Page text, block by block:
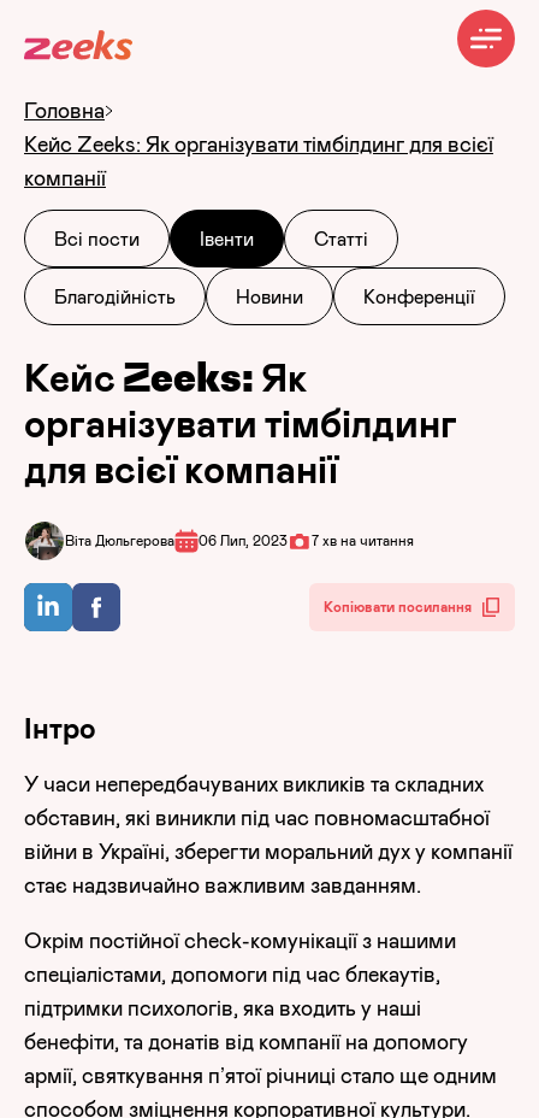
Головна
Кейс Zeeks: Як організувати тімбілдинг для всієї
компанії
Всі пости Івенти Статті
Благодійність Новини Конференції
Кейс Zeeks: Як
організувати тімбілдинг
для всієї компанії
Віта Дюльгерова 06 Лип, 2023 7 хв на читання
Копіювати посилання
Інтро
У часи непередбачуваних викликів та складних
обставин, які виникли під час повномасштабної
війни в Україні, зберегти моральний дух у компанії
стає надзвичайно важливим завданням.
Окрім постійної check-комунікації з нашими
спеціалістами, допомоги під час блекаутів,
підтримки психологів, яка входить у наші
бенефіти, та донатів від компанії на допомогу
армії, святкування п’ятої річниці стало ще одним
способом зміцнення корпоративної культури.